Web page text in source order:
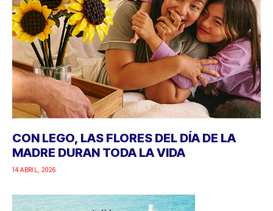
CON LEGO, LAS FLORES DEL DÍA DE LA
MADRE DURAN TODA LA VIDA
14 ABRIL, 2026